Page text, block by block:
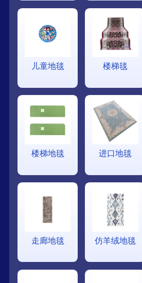
儿童地毯 楼梯毯
楼梯地毯 进口地毯
走廊地毯 仿羊绒地毯